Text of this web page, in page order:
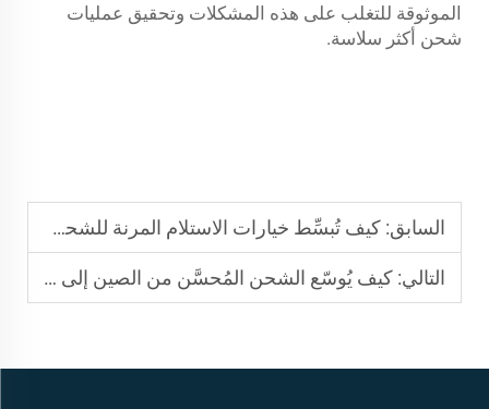
الموثوقة للتغلب على هذه المشكلات وتحقيق عمليات
شحن أكثر سلاسة.
السابق: كيف تُبسِّط خيارات الاستلام المرنة للشحن من الصين إلى الولايات المتحدة إنتاج المصنع
التالي: كيف يُوسّع الشحن المُحسَّن من الصين إلى الولايات المتحدة حجم طلباتك في موسم الذروة